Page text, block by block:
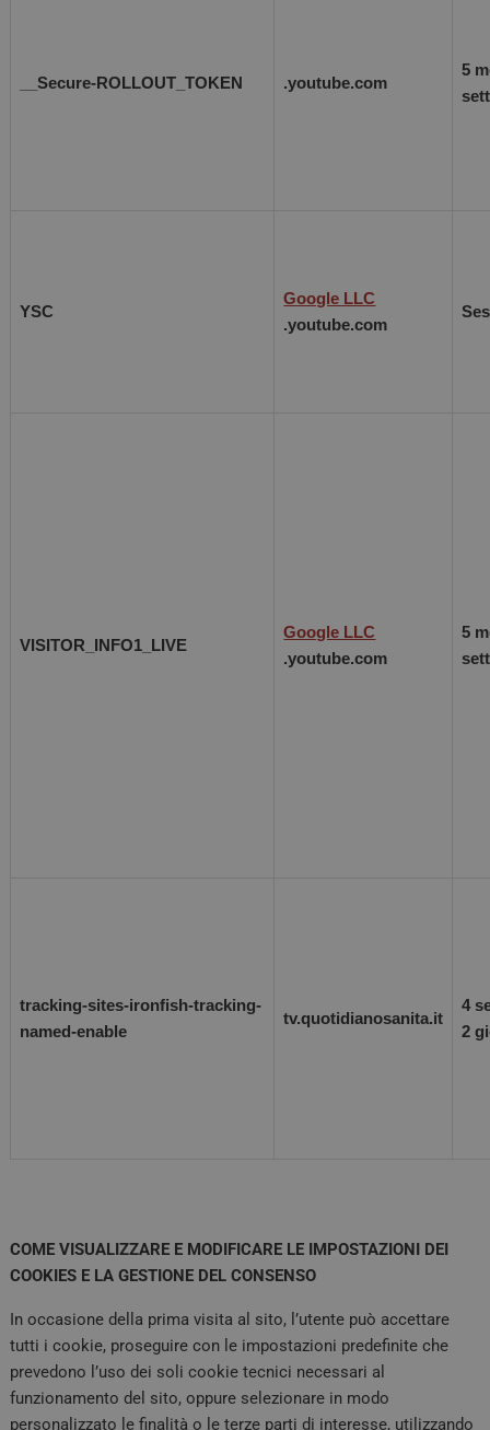
__Secure-ROLLOUT_TOKEN .youtube.com
5
YSC
Google LLC
.youtube.com
VISITOR_INFO1_LIVE
Google LLC
.youtube.com
5
tracking-sites-ironfish-tracking-
named-enable
tv.quotidianosanita.it
4
2
COME VISUALIZZARE E MODIFICARE LE IMPOSTAZIONI DEI
COOKIES E LA GESTIONE DEL CONSENSO
In occasione della prima visita al sito, l’utente può accettare
tutti i cookie, proseguire con le impostazioni predefinite che
prevedono l’uso dei soli cookie tecnici necessari al
funzionamento del sito, oppure selezionare in modo
personalizzato le finalità o le terze parti di interesse, utilizzando